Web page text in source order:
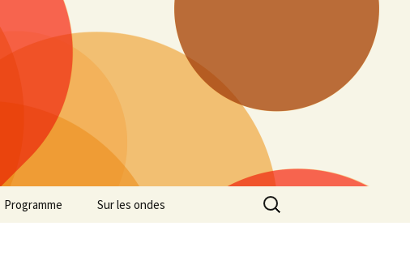
Programme Sur les ondes
Rechercher :